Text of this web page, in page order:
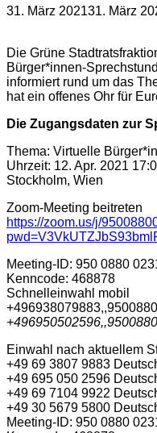
31. März 202131. März
Die Grüne
Bürger*innen-
informiert rund um das
hat ein offenes Ohr für
Die Zugangsdaten zur
Thema: Virtuelle
Uhrzeit: 12. Apr. 2021
Stockholm, Wien
Zoom-Meeting beitreten
https://zoom.us/j/
Meeting-ID: 950 0880
Kenncode: 468878
Schnelleinwahl mobil
Einwahl nach aktuellem
+49 69 3807 9883
+49 695 050 2596
+49 69 7104 9922
+49 30 5679 5800
Meeting-ID: 950 0880